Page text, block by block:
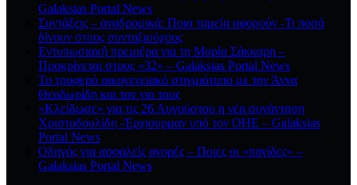
Galaksias Portal News
Συντάξεις – αναδρομικά: Ποια ταμεία αφορούν -Τι ποσά
δίνουν στους συνταξιούχους
Εντυπωσιακή πρεμιέρα για τη Μαρία Σάκκαρη –
Προκρίνεται στους «32» – Galaksias Portal News
Το τρυφερό οικογενειακό στιγμιότυπο με την Άννα
Θεοδωρίδη και τον γιο τους
«Κλείδωσε» για τις 26 Αυγούστου η νέα συνάντηση
Χριστοδουλίδη -Έρχιουρμαν υπό τον ΟΗΕ – Galaksias
Portal News
Οδηγός για ασφαλείς αγορές – Ποιες οι «παγίδες» –
Galaksias Portal News